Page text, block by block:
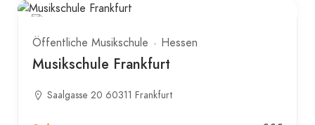
Öffentliche Musikschule Hessen
Musikschule Frankfurt
Saalgasse 20 60311 Frankfurt